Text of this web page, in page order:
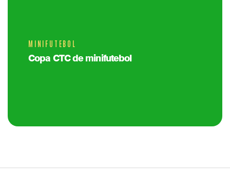
MINIFUTEBOL
Copa CTC de minifutebol